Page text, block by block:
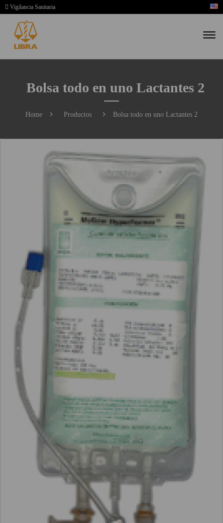
Vigilancia Sanitaria
Bolsa todo en uno Lactantes 2
Home Productos Bolsa todo en uno Lactantes 2